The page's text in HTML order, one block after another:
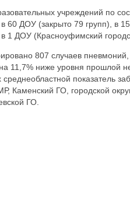
учреждений по
60 ДОУ (закрыто 79 групп), в
1 ДОУ (Красноуфимский
807 случаев пневмоний,
11,7% ниже уровня прошлой
показатель
Каменский ГО, городской
ГО.